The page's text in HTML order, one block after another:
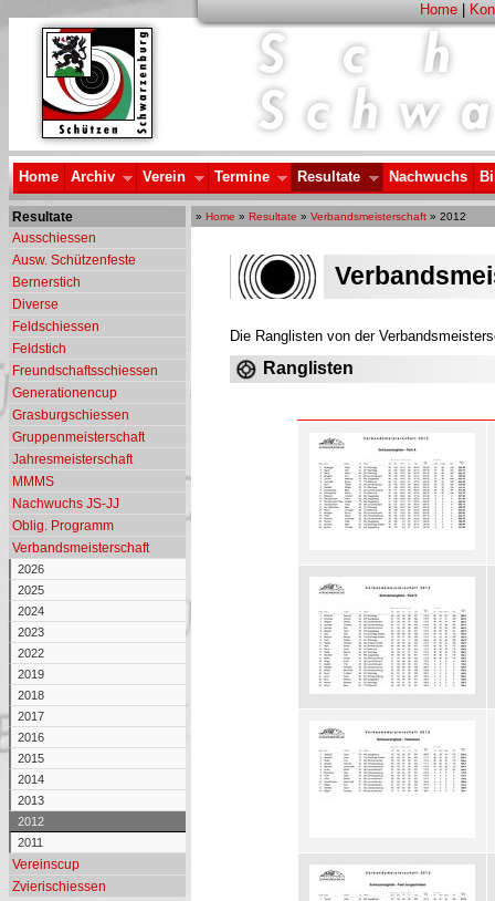
Home|
Home Archiv Verein Termine Resultate Nachwuchs
Resultate
Ausschiessen
Ausw. Schützenfeste
Bernerstich
Diverse
Feldschiessen
Feldstich
Freundschaftsschiessen
Generationencup
Grasburgschiessen
Gruppenmeisterschaft
Jahresmeisterschaft
MMMS
Nachwuchs JS-JJ
Oblig. Programm
Verbandsmeisterschaft
2026
2025
2024
2023
2022
2019
2018
2017
2016
2015
2014
2013
2012
2011
Vereinscup
Zvierischiessen
» Home » Resultate » Verbandsmeisterschaft » 2012
Die Ranglisten von der
Ranglisten